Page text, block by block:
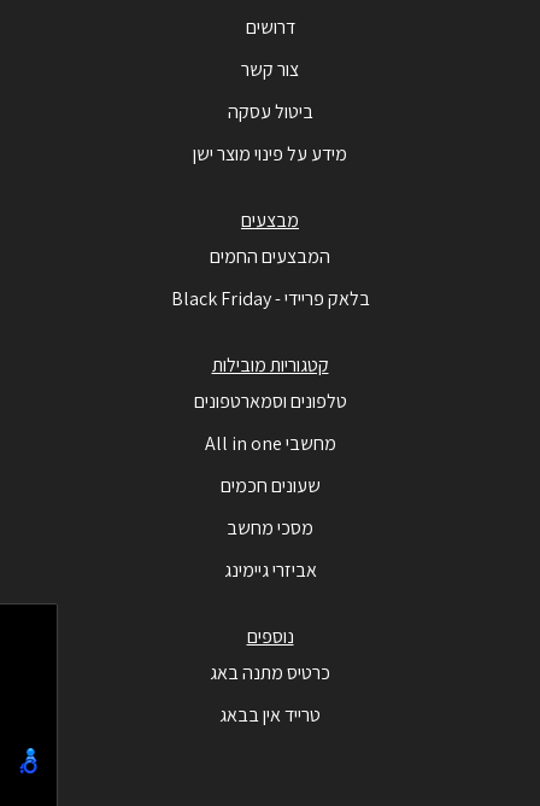
דרושים
צור קשר
ביטול עסקה
מידע על פינוי מוצר ישן
מבצעים
המבצעים החמים
בלאק פריידי - Black Friday
קטגוריות מובילות
טלפונים וסמארטפונים
מחשבי All in one
שעונים חכמים
מסכי מחשב
אביזרי גיימינג
נוספים
כרטיס מתנה באג
טרייד אין בבאג